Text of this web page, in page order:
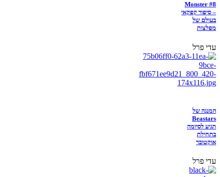
Monster #8
– סיפור קפקאי
בעולם של
מפלצות
עדי פרל
המנגה של
Beastars
תגיע לסיומה
בתחילת
אוקטובר
עדי פרל